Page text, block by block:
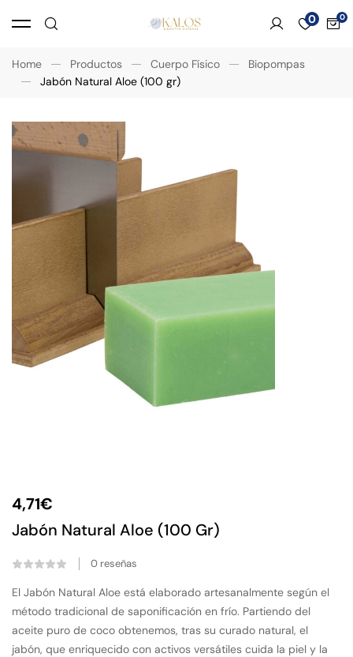
0
Home Productos Cuerpo Físico
Biopompas
Jabón Natural Aloe (100 gr)
4,71€
Jabón Natural Aloe (100 Gr)
0 reseñas
El Jabón Natural Aloe está elaborado artesanalmente según el
método tradicional de saponificación en frío. Partiendo del
aceite puro de coco obtenemos, tras su curado natural, el
jabón, que enriquecido con activos versátiles cuida la piel y la